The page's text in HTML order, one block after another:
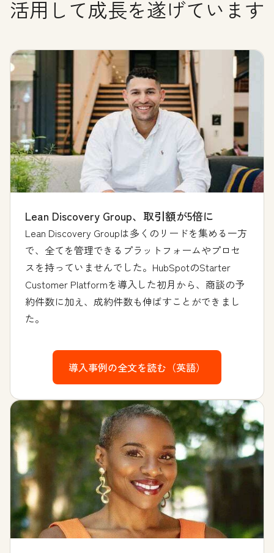
活用して成長を遂げています
Lean Discovery Group、取引額が5倍に
Lean Discovery Groupは多くのリードを集める一方
で、全てを管理できるプラットフォームやプロセ
スを持っていませんでした。HubSpotのStarter
Customer Platformを導入した初月から、商談の予
約件数に加え、成約件数も伸ばすことができまし
た。
導入事例の全文を読む（英語）